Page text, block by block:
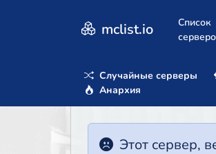
mclist.io
Список
Случайные серверы
Анархия
Этот сервер,